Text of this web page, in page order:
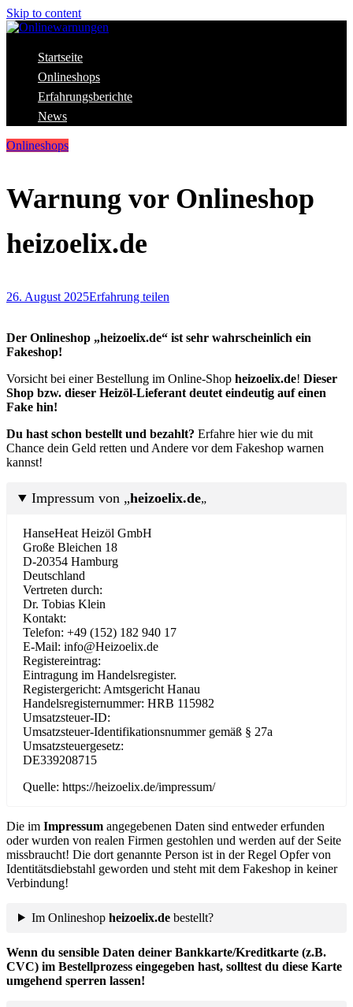
Skip to content
Onlinewarnungen
Aktuelle Warnungen vor Gefahren im Internet
Startseite
Onlineshops
Erfahrungsberichte
News
Onlineshops
Warnung vor Onlineshop
heizoelix.de
26. August 2025Erfahrung teilen
Der Onlineshop „heizoelix.de“ ist sehr wahrscheinlich ein
Fakeshop!
Vorsicht bei einer Bestellung im Online-Shop heizoelix.de! Dieser
Shop bzw. dieser Heizöl-Lieferant deutet eindeutig auf einen
Fake hin!
Du hast schon bestellt und bezahlt? Erfahre hier wie du mit
Chance dein Geld retten und Andere vor dem Fakeshop warnen
kannst!
Impressum von „heizoelix.de„
HanseHeat Heizöl GmbH
Große Bleichen 18
D-20354 Hamburg
Deutschland
Vertreten durch:
Dr. Tobias Klein
Kontakt:
Telefon: +49 (152) 182 940 17
E-Mail: info@Heizoelix.de
Registereintrag:
Eintragung im Handelsregister.
Registergericht: Amtsgericht Hanau
Handelsregisternummer: HRB 115982
Umsatzsteuer-ID:
Umsatzsteuer-Identifikationsnummer gemäß § 27a
Umsatzsteuergesetz:
DE339208715
Quelle: https://heizoelix.de/impressum/
Die im Impressum angegebenen Daten sind entweder erfunden
oder wurden von realen Firmen gestohlen und werden auf der Seite
missbraucht! Die dort genannte Person ist in der Regel Opfer von
Identitätsdiebstahl geworden und steht mit dem Fakeshop in keiner
Verbindung!
Im Onlineshop heizoelix.debestellt?
Wenn du sensible Daten deiner Bankkarte/Kreditkarte (z.B.
CVC) im Bestellprozess eingegeben hast, solltest du diese Karte
umgehend sperren lassen!